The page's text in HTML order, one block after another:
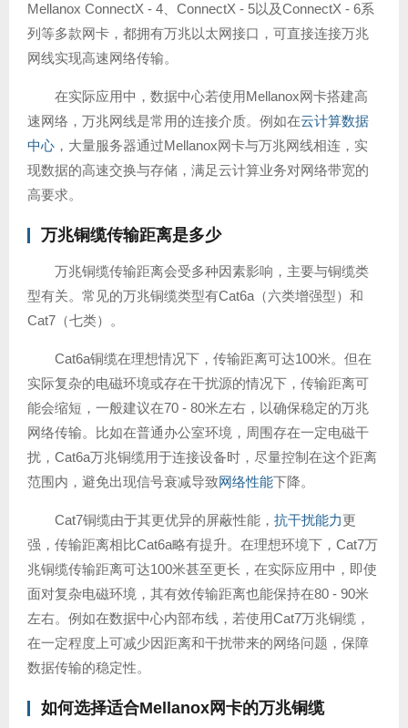
Mellanox ConnectX - 4、ConnectX - 5以及ConnectX - 6系
列等多款网卡，都拥有万兆以太网接口，可直接连接万兆
网线实现高速网络传输。
在实际应用中，数据中心若使用Mellanox网卡搭建高
速网络，万兆网线是常用的连接介质。例如在云计算数据
中心 ，大量服务器通过Mellanox网卡与万兆网线相连，实
现数据的高速交换与存储，满足云计算业务对网络带宽的
高要求。
万兆铜缆传输距离是多少
万兆铜缆传输距离会受多种因素影响，主要与铜缆类
型有关。常见的万兆铜缆类型有Cat6a（六类增强型）和
Cat7（七类）。
Cat6a铜缆在理想情况下，传输距离可达100米。但在
实际复杂的电磁环境或存在干扰源的情况下，传输距离可
能会缩短，一般建议在70 - 80米左右，以确保稳定的万兆
网络传输。比如在普通办公室环境，周围存在一定电磁干
扰，Cat6a万兆铜缆用于连接设备时，尽量控制在这个距离
范围内，避免出现信号衰减导致网络性能下降。
Cat7铜缆由于其更优异的屏蔽性能， 抗干扰能力更
强，传输距离相比Cat6a略有提升。在理想环境下，Cat7万
兆铜缆传输距离可达100米甚至更长，在实际应用中，即使
面对复杂电磁环境，其有效传输距离也能保持在80 - 90米
左右。例如在数据中心内部布线，若使用Cat7万兆铜缆，
在一定程度上可减少因距离和干扰带来的网络问题，保障
数据传输的稳定性。
如何选择适合Mellanox网卡的万兆铜缆